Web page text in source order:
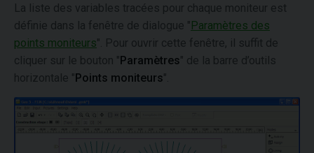
La liste des variables tracées pour chaque moniteur est
définie dans la fenêtre de dialogue "Paramètres des
points moniteurs". Pour ouvrir cette fenêtre, il suffit de
cliquer sur le bouton "Paramètres" de la barre d’outils
horizontale "Points moniteurs".